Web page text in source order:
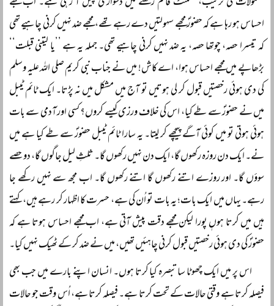
احساس ہو رہا ہے کہ حضورؐ مجھے سہولتیں دے رہے تھے، مجھے ضد نہیں کرنی چاہیے تھی
کہ تیسرا حصہ، چوتھا حصہ، یہ ضد نہیں کرنی چاہیے تھی۔ جملہ یہ ہے ’’یا لیتنی قبلت‘‘
بڑھاپے میں مجھے احساس ہوا، اے کاش! میں نے جناب نبی کریم صلی اللہ علیہ وسلم
کی دی ہوئی رخصتیں قبول کر لی ہوتیں تو آج میں مشکل میں نہ پڑتا۔ ایک ٹائم ٹیبل
میں نے حضورؐ سے طے کیا، اس کی خلاف ورزی کیسے کروں؟ کسی اور آدمی سے بات
ہوئی ہوتی تو میں کوئی آگے پیچھے کر لیتا۔ یہ سارا ٹائم ٹیبل حضورؐ سے طے کیا ہے میں
نے۔ ایک دن روزہ رکھوں گا، ایک دن نہیں رکھوں گا۔ ثلثِ لیل جاگوں گا، دو حصے
سوؤں گا۔ اور روزے اتنے رکھوں گا اتنے رکھوں گا۔ اب مجھ سے نہیں رکھے جا
رہے۔ یہاں میں ایک بات؛ یہ بات تو اُن کی ہے، حسرت کا اظہار کر رہے ہیں، کہتے
ہیں میں کرتا ہوںٖ پورا لیکن مجھے دقت پیش آتی ہے، اب مجھے احساس ہوتا ہے کہ
حضورؐ کی دی ہوئی رخصتیں قبول کرنی چاہئیں تھیں، میں نے ضد کر کے ٹھیک نہیں کیا۔
اس پر میں ایک چھوٹا سا تبصرہ کیا کرتا ہوں۔ انسان اپنے بارے میں جب بھی
فیصلہ کرتا ہے وقتی حالات کے تحت کرتا ہے۔ فیصلہ کرتا ہے، اُس وقت جو حالات